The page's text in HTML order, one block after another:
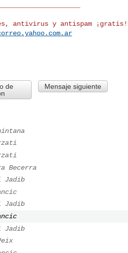
antivirus y antispam ¡gratis!
de
Mensaje siguiente
Becerra
Jadib
Jadib
Jadib